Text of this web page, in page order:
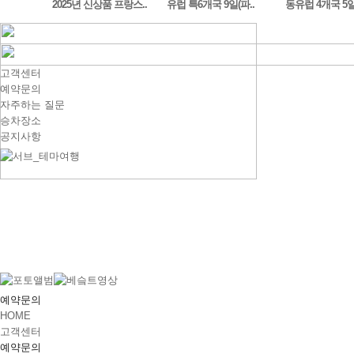
유럽 특6개국 9일(
Fire & Ice 아이슬란드 .. 2025년 신상품 프랑스..
고객센터
예약문의
자주하는 질문
승차장소
공지사항
예약문의
HOME
고객센터
예약문의